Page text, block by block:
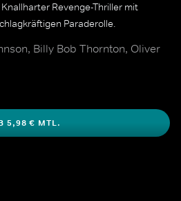
Revenge-Thriller mit
Paraderolle.
Billy Bob Thornton, Oliver
5,98 € MTL.